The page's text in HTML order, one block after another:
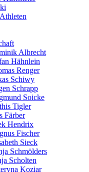
Albrecht
Hähnlein
Renger
Schiwy
Schrapp
Soicke
Tigler
Färber
Hendrix
Fischer
Sieck
Schmölders
Scholten
Koziar